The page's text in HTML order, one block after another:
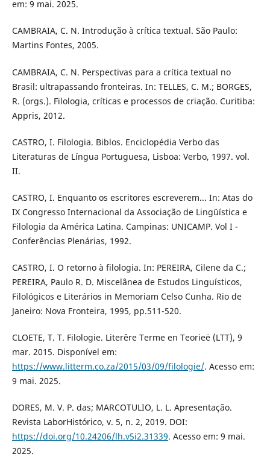
em: 9 mai. 2025.
CAMBRAIA, C. N. Introdução à crítica textual. São Paulo:
Martins Fontes, 2005.
CAMBRAIA, C. N. Perspectivas para a crítica textual no
Brasil: ultrapassando fronteiras. In: TELLES, C. M.; BORGES,
R. (orgs.). Filologia, críticas e processos de criação. Curitiba:
Appris, 2012.
CASTRO, I. Filologia. Biblos. Enciclopédia Verbo das
Literaturas de Língua Portuguesa, Lisboa: Verbo, 1997. vol.
II.
CASTRO, I. Enquanto os escritores escreverem... In: Atas do
IX Congresso Internacional da Associação de Lingüística e
Filologia da América Latina. Campinas: UNICAMP. Vol I -
Conferências Plenárias, 1992.
CASTRO, I. O retorno à filologia. In: PEREIRA, Cilene da C.;
PEREIRA, Paulo R. D. Miscelânea de Estudos Linguísticos,
Filológicos e Literários in Memoriam Celso Cunha. Rio de
Janeiro: Nova Fronteira, 1995, pp.511-520.
CLOETE, T. T. Filologie. Literêre Terme en Teorieë (LTT), 9
mar. 2015. Disponível em:
https://www.litterm.co.za/2015/03/09/filologie/. Acesso em:
9 mai. 2025.
DORES, M. V. P. das; MARCOTULIO, L. L. Apresentação.
Revista LaborHistórico, v. 5, n. 2, 2019. DOI:
https://doi.org/10.24206/lh.v5i2.31339. Acesso em: 9 mai.
2025.